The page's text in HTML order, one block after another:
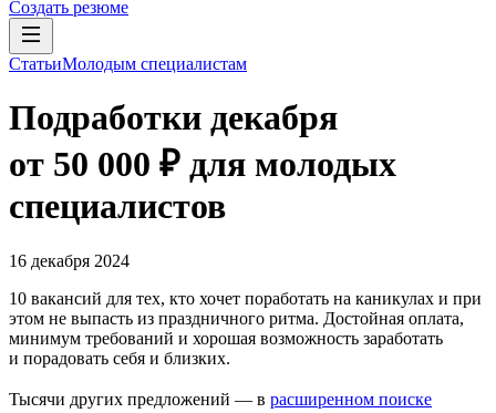
Создать резюме
СтатьиМолодым специалистам
Подработки декабря
от 50 000 ₽ для молодых
специалистов
16 декабря 2024
10 вакансий для тех, кто хочет поработать на каникулах и при
этом не выпасть из праздничного ритма. Достойная оплата,
минимум требований и хорошая возможность заработать
и порадовать себя и близких.
Тысячи других предложений — в расширенном поиске